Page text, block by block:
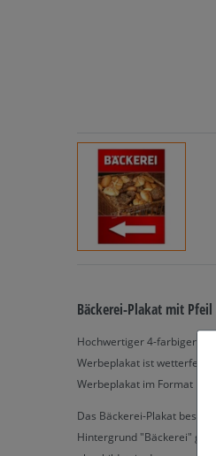
Bäckerei-Plakat mit
Hochwertiger 4-farbiger
Werbeplakat ist wetterfest
Werbeplakat im Format DIN
Das Bäckerei-Plakat
Hintergrund "Bäckerei"